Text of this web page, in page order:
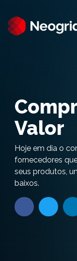
Valor
Hoje em dia o
fornecedores
seus produtos,
baixos.